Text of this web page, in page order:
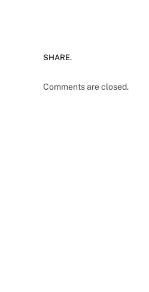
SHARE.
Comments are closed.